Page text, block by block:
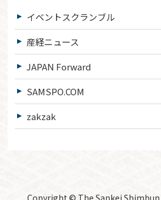
イベントスクランブル
産経ニュース
JAPAN Forward
SAMSPO.COM
zakzak
Copyright © The Sankei